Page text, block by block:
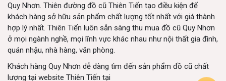
Quy Nhơn. Thiên đường đồ cũ Thiên Tiến tạo điều kiện để
khách hàng sở hữu sản phẩm chất lượng tốt nhất với giá thành
hợp lý nhất. Thiên Tiến luôn sẵn sàng thu mua đồ cũ Quy Nhơn
ở mọi ngành nghề, mọi lĩnh vực khác nhau như nội thất gia đình,
quán nhậu, nhà hàng, văn phòng.
Khách hàng Quy Nhơn dễ dàng tìm đến sản phẩm đồ cũ chất
lượng tại website Thiên Tiến tại